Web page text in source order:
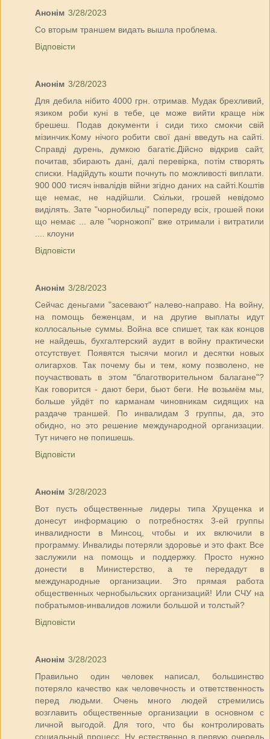
Анонім 3/28/2023
Со вторым траншем видать вышла проблема.
Відповісти
Анонім 3/28/2023
Для дебила нібито 4000 грн. отримав. Мудак брехливий,
язиком роби куні в тебе, це може вийти краще ніж
брешеш. Подав документи і сиди тихо смокчи свій
мізинчик.Кому нічого робити свої дані введуть на сайті.
Справді дурень, думкою багатіє.Дійсно відкрив сайт,
почитав, збирають дані, далі перевірка, потім створять
списки. Надійдуть кошти почнуть по можливості виплати.
900 000 тисяч інвалідів війни згідно даних на сайті.Коштів
ще немає, не надійшли. Скільки, грошей невідомо
виділять. Зате "чорнобильці" попереду всіх, грошей поки
що немає ... але "чорножопі" вже отримали і витратили
.... клоуни
Відповісти
Анонім 3/28/2023
Сейчас деньгами "засевают" налево-направо. На войну,
на помощь беженцам, и на другие выплаты идут
коллосальные суммы. Война все спишет, так как концов
не найдешь, бухгалтерский аудит в войну практически
отсутствует. Появятся тысячи могил и десятки новых
олигархов. Так почему бы и тем, кому позволено, не
поучаствовать в этом "благотворительном балагане"?
Как говорится - дают бери, бьют беги. Не возьмём мы,
больше уйдёт по карманам чиновникам сидящих на
раздаче траншей. По инвалидам 3 группы, да, это
обидно, но это решение международной организации.
Тут ничего не попишешь.
Відповісти
Анонім 3/28/2023
Вот пусть общественные лидеры типа Хрущенка и
донесут информацию о потребностях 3-ей группы
инвалидности в Минсоц, чтобы и их включили в
программу. Инвалиды потеряли здоровье и это факт. Все
заслужили на помощь и поддержку. Просто нужно
донести в Министерство, а те передадут в
международные организации. Это прямая работа
общественных чернобыльских организаций! Или СЧУ на
побратымов-инвалидов ложили большой и толстый?
Відповісти
Анонім 3/28/2023
Правильно один человек написал, большинство
потеряло качество как человечность и ответственность
перед людьми. Очень много людей стремились
возглавить общественные организации в основном с
личной выгодой. Для того, что бы контролировать
социальный процесс. Ну естественно в первую очередь